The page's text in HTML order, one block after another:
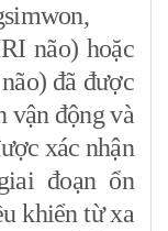
não) hoặc
đã được
vận động và
xác nhận
đoạn ổn
khiển từ xa